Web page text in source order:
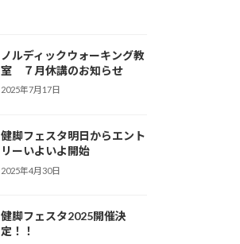
ノルディックウォーキング教
室 ７月休講のお知らせ
2025年7月17日
健脚フェスタ明日からエント
リーいよいよ開始
2025年4月30日
健脚フェスタ2025開催決
定！！